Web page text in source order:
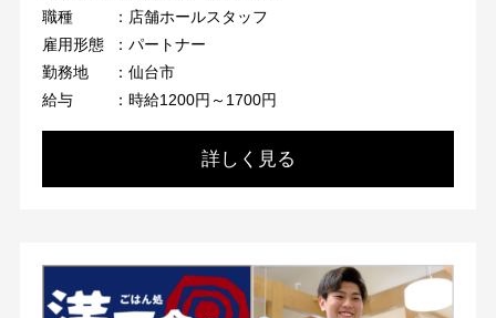
職種
：店舗ホールスタッフ
雇用形態
：パートナー
勤務地
：仙台市
給与
：時給1200円～1700円
詳しく見る